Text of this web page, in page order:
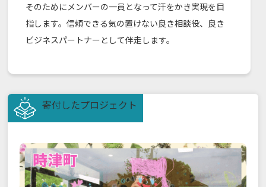
そのためにメンバーの一員となって汗をかき実現を目
指します。信頼できる気の置けない良き相談役、良き
ビジネスパートナーとして伴走します。
寄付したプロジェクト